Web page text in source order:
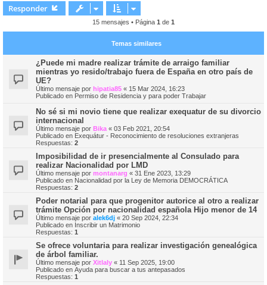
a
Responder
15 mensajes • Página 1 de 1
Temas similares
¿Puede mi madre realizar trámite de arraigo familiar
mientras yo resido/trabajo fuera de España en otro país de
UE?
Último mensaje por hipatia85 « 15 Mar 2024, 16:23
Publicado en Permiso de Residencia y para poder Trabajar
No sé si mi novio tiene que realizar exequatur de su divorcio
internacional
Último mensaje por Bika « 03 Feb 2021, 20:54
Publicado en Exequátur - Reconocimiento de resoluciones extranjeras
Respuestas: 2
Imposibilidad de ir presencialmente al Consulado para
realizar Nacionalidad por LMD
Último mensaje por montanarg « 31 Ene 2023, 13:29
Publicado en Nacionalidad por la Ley de Memoria DEMOCRÁTICA
Respuestas: 2
Poder notarial para que progenitor autorice al otro a realizar
trámite Opción por nacionalidad española Hijo menor de 14
Último mensaje por alek6dj « 20 Sep 2024, 22:34
Publicado en Inscribir un Matrimonio
Respuestas: 1
Se ofrece voluntaria para realizar investigación genealógica
de árbol familiar.
Último mensaje por Xitlaly « 11 Sep 2025, 19:00
Publicado en Ayuda para buscar a tus antepasados
Respuestas: 1